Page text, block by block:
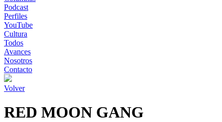
Podcast
Perfiles
YouTube
Cultura
Todos
Avances
Nosotros
Contacto
Volver
RED MOON GANG